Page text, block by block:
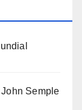
Semple